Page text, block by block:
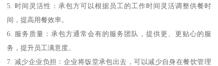
5. 时间灵活性：承包方可以根据员工的工作时间灵活调整供餐时
间，提高用餐效率。
6. 服务质量：承包方通常会有的服务团队，提供更、更贴心的服
务，提升员工满意度。
7. 减少企业负担：企业将饭堂承包出去，可以减少自身在餐饮管理